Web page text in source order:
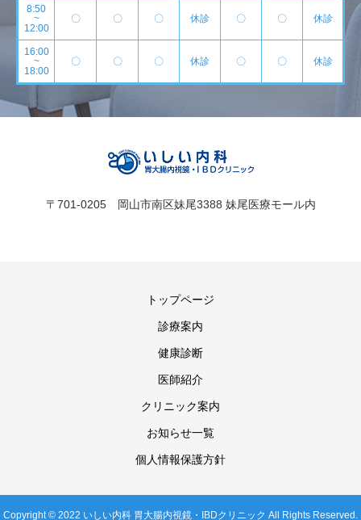
8:50
~
12:00
〇 〇 〇 休診 〇 〇 休診
16:00
~
18:00
〇 〇 〇 休診 〇 〇 休診
〒701-0205 岡山市南区妹尾3388 妹尾医療モール内
トップページ
診療案内
健康診断
医師紹介
クリニック案内
お知らせ一覧
個人情報保護方針
Copyright © 2022 いしい内科 胃大腸内視鏡・IBDクリニック All Rights Reserved.